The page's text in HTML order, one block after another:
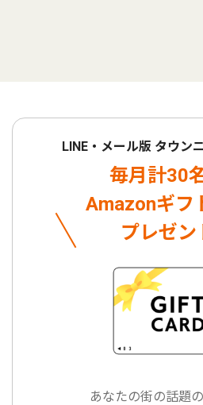
LINE・メール版 タウン
毎月計30
Amazonギフ
プレゼン
あなたの街の話題